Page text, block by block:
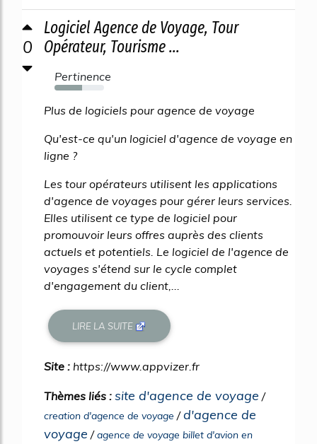
0
Logiciel Agence de Voyage, Tour
Opérateur, Tourisme ...
Pertinence
56%
Plus de logiciels pour agence de voyage
Qu'est-ce qu'un logiciel d'agence de voyage en
ligne ?
Les tour opérateurs utilisent les applications
d'agence de voyages pour gérer leurs services.
Elles utilisent ce type de logiciel pour
promouvoir leurs offres auprès des clients
actuels et potentiels. Le logiciel de l'agence de
voyages s'étend sur le cycle complet
d'engagement du client,...
LIRE LA SUITE
Site : https://www.appvizer.fr
Thèmes liés : site d'agence de voyage /
creation d'agence de voyage /d'agence de
voyage /agence de voyage billet d'avion en